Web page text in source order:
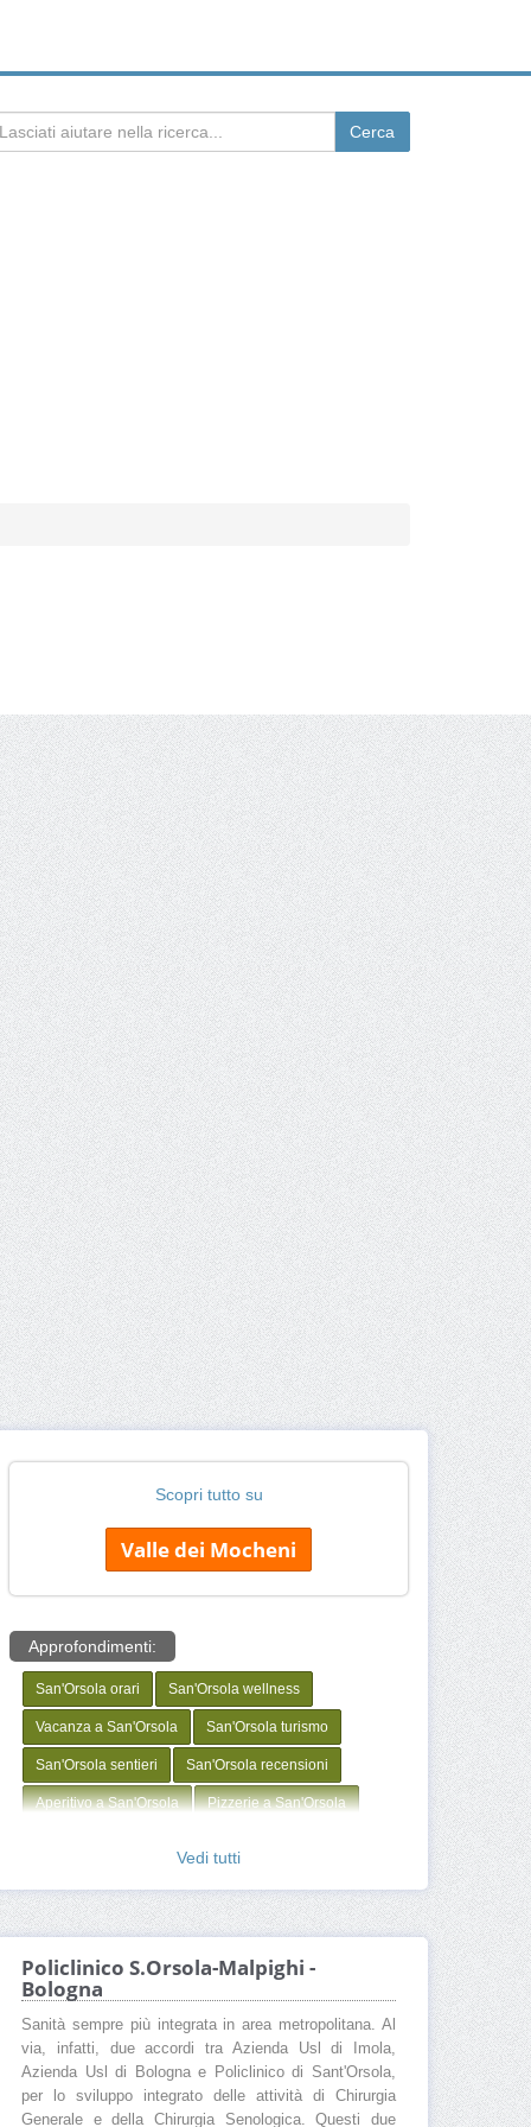
Scopri tutto su
Valle dei Mocheni
Approfondimenti:
San'Orsola orari San'Orsola wellness
Vacanza a San'Orsola San'Orsola turismo
San'Orsola sentieri San'Orsola recensioni
Aperitivo a San'Orsola Pizzerie a San'Orsola
sant'orsola societa cooperativa agricola provincia di trento
sant'orsola punto vendita
sant'orsola pergine San'Orsola settimana bianca
San'Orsola offerte hotel San'Orsola neve
San'Orsola noleggio
Vedi tutti
Policlinico S.Orsola-Malpighi -
Bologna
Sanità sempre più integrata in area metropolitana. Al
via, infatti, due accordi tra Azienda Usl di Imola,
Azienda Usl di Bologna e Policlinico di Sant'Orsola,
per lo sviluppo integrato delle attività di Chirurgia
Generale e della Chirurgia Senologica. Questi due